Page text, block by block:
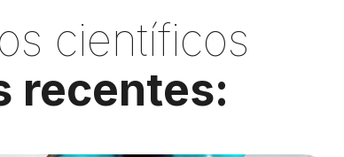
científicos
recentes: